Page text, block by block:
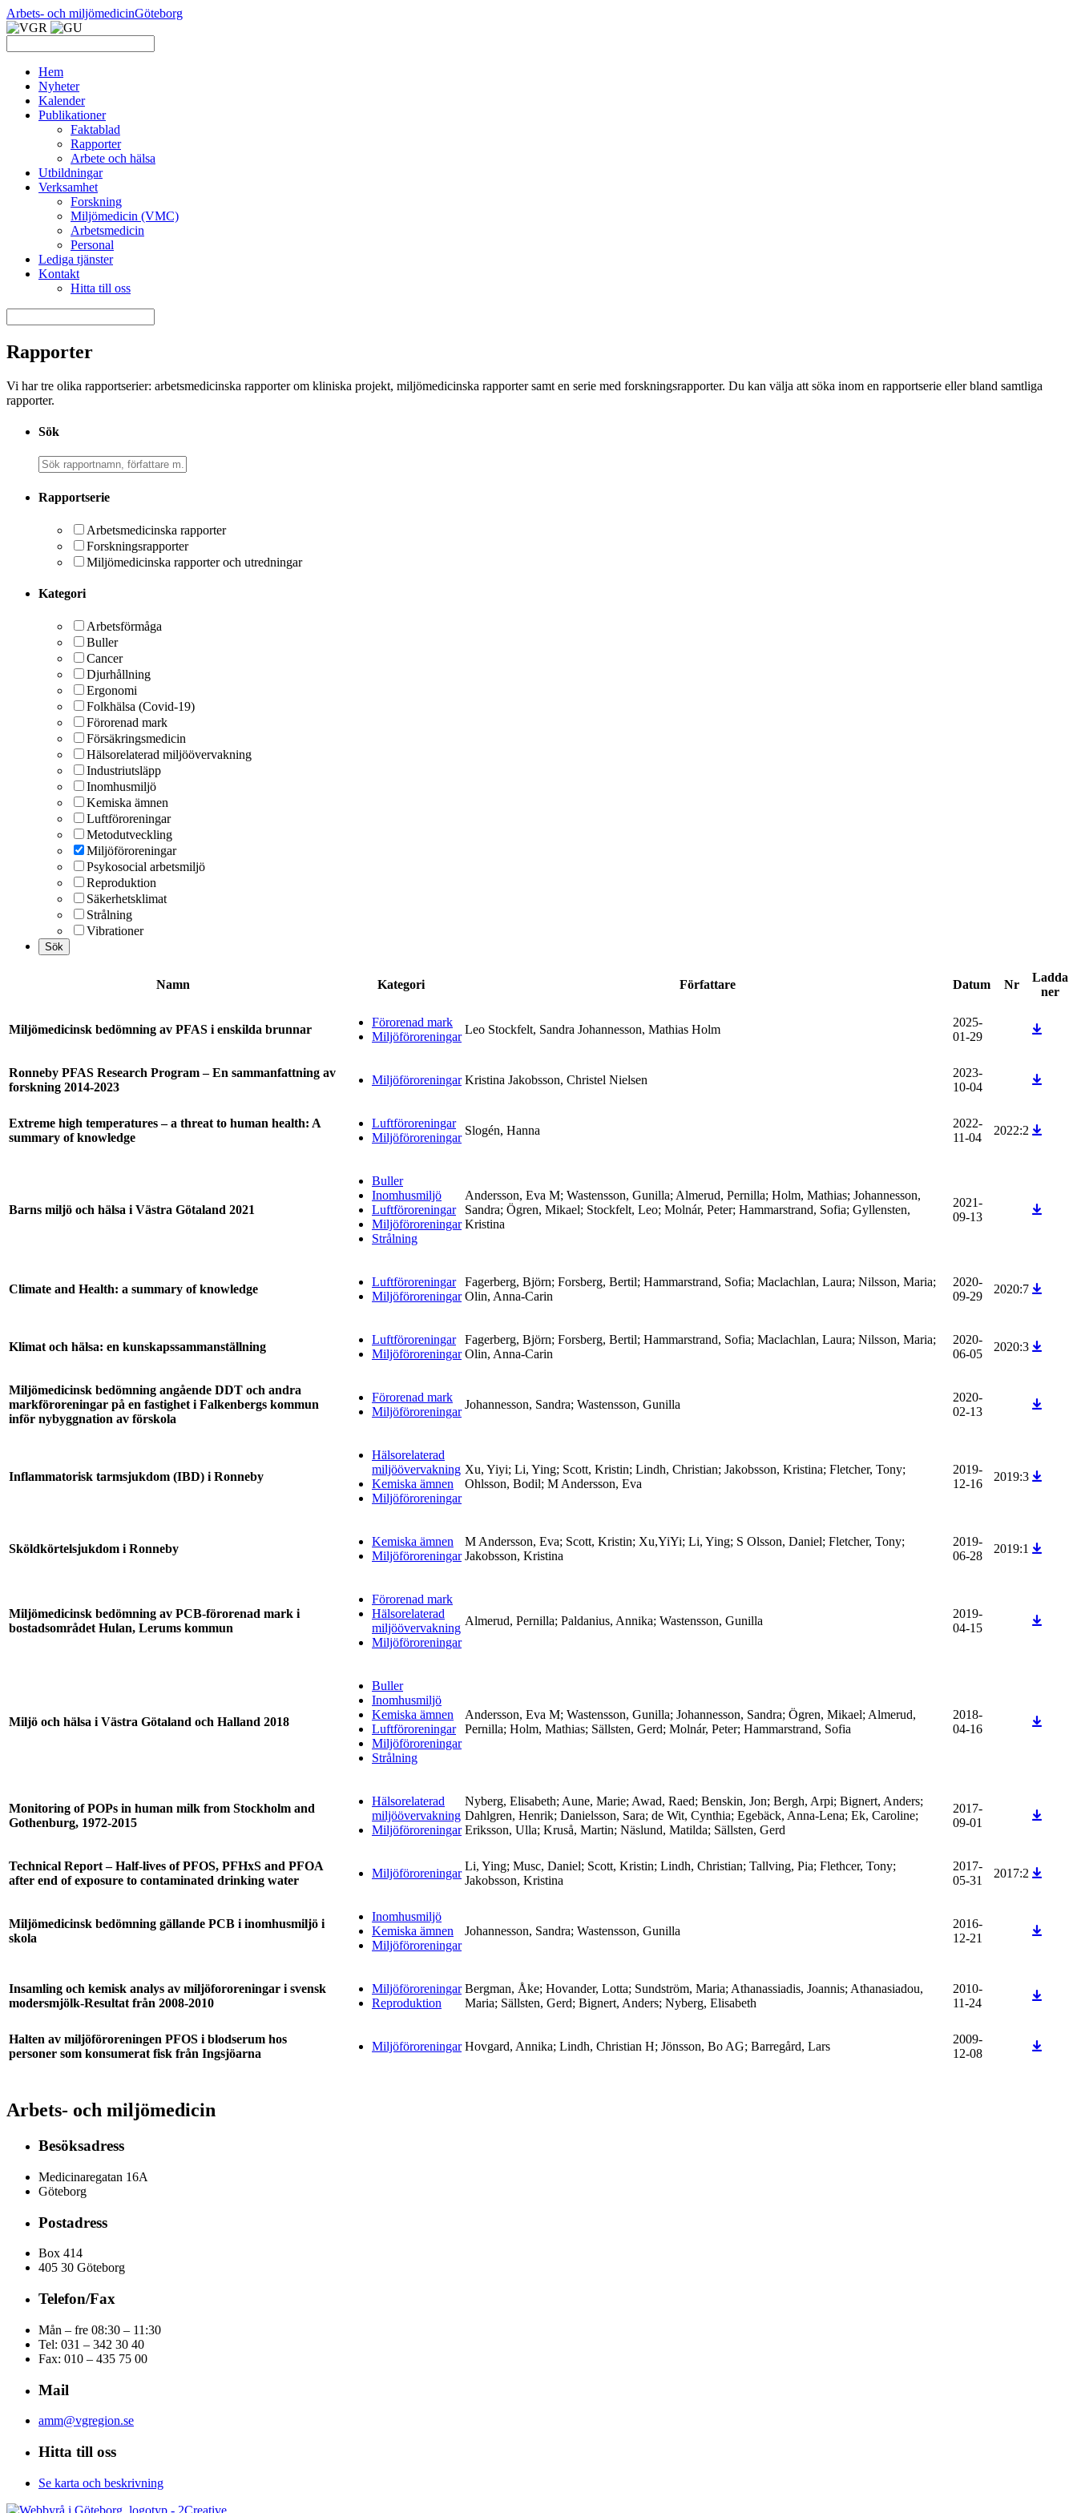
Arbets- och miljömedicinGöteborg
Hem
Nyheter
Kalender
Publikationer
Faktablad
Rapporter
Arbete och hälsa
Utbildningar
Verksamhet
Forskning
Miljömedicin (VMC)
Arbetsmedicin
Personal
Lediga tjänster
Kontakt
Hitta till oss
Rapporter
Vi har tre olika rapportserier: arbetsmedicinska rapporter om kliniska projekt, miljömedicinska rapporter samt en serie med forskningsrapporter. Du kan välja att söka inom en rapportserie eller bland samtliga
rapporter.
Sök
Rapportserie
Arbetsmedicinska rapporter
Forskningsrapporter
Miljömedicinska rapporter och utredningar
Kategori
Arbetsförmåga
Buller
Cancer
Djurhållning
Ergonomi
Folkhälsa (Covid-19)
Förorenad mark
Försäkringsmedicin
Hälsorelaterad miljöövervakning
Industriutsläpp
Inomhusmiljö
Kemiska ämnen
Luftföroreningar
Metodutveckling
Miljöföroreningar
Psykosocial arbetsmiljö
Reproduktion
Säkerhetsklimat
Strålning
Vibrationer
Namn Kategori Författare Datum Nr
Ladda
ner
Miljömedicinsk bedömning av PFAS i enskilda brunnar
Förorenad mark
Miljöföroreningar
Leo Stockfelt, Sandra Johannesson, Mathias Holm
2025-
01-29
Ronneby PFAS Research Program – En sammanfattning av
forskning 2014-2023
Miljöföroreningar Kristina Jakobsson, Christel Nielsen
2023-
10-04
Extreme high temperatures – a threat to human health: A
summary of knowledge
Luftföroreningar
Miljöföroreningar
Slogén, Hanna
2022-
11-04
2022:2
Barns miljö och hälsa i Västra Götaland 2021
Buller
Inomhusmiljö
Luftföroreningar
Miljöföroreningar
Strålning
Andersson, Eva M; Wastensson, Gunilla; Almerud, Pernilla; Holm, Mathias; Johannesson,
Sandra; Ögren, Mikael; Stockfelt, Leo; Molnár, Peter; Hammarstrand, Sofia; Gyllensten,
Kristina
2021-
09-13
Climate and Health: a summary of knowledge
Luftföroreningar
Miljöföroreningar
Fagerberg, Björn; Forsberg, Bertil; Hammarstrand, Sofia; Maclachlan, Laura; Nilsson, Maria;
Olin, Anna-Carin
2020-
09-29
2020:7
Klimat och hälsa: en kunskapssammanställning
Luftföroreningar
Miljöföroreningar
Fagerberg, Björn; Forsberg, Bertil; Hammarstrand, Sofia; Maclachlan, Laura; Nilsson, Maria;
Olin, Anna-Carin
2020-
06-05
2020:3
Miljömedicinsk bedömning angående DDT och andra
markföroreningar på en fastighet i Falkenbergs kommun
inför nybyggnation av förskola
Förorenad mark
Miljöföroreningar
Johannesson, Sandra; Wastensson, Gunilla
2020-
02-13
Inflammatorisk tarmsjukdom (IBD) i Ronneby
Hälsorelaterad
miljöövervakning
Kemiska ämnen
Miljöföroreningar
Xu, Yiyi; Li, Ying; Scott, Kristin; Lindh, Christian; Jakobsson, Kristina; Fletcher, Tony;
Ohlsson, Bodil; M Andersson, Eva
2019-
12-16
2019:3
Sköldkörtelsjukdom i Ronneby
Kemiska ämnen
Miljöföroreningar
M Andersson, Eva; Scott, Kristin; Xu,YiYi; Li, Ying; S Olsson, Daniel; Fletcher, Tony;
Jakobsson, Kristina
2019-
06-28
2019:1
Miljömedicinsk bedömning av PCB-förorenad mark i
bostadsområdet Hulan, Lerums kommun
Förorenad mark
Hälsorelaterad
miljöövervakning
Miljöföroreningar
Almerud, Pernilla; Paldanius, Annika; Wastensson, Gunilla
2019-
04-15
Miljö och hälsa i Västra Götaland och Halland 2018
Buller
Inomhusmiljö
Kemiska ämnen
Luftföroreningar
Miljöföroreningar
Strålning
Andersson, Eva M; Wastensson, Gunilla; Johannesson, Sandra; Ögren, Mikael; Almerud,
Pernilla; Holm, Mathias; Sällsten, Gerd; Molnár, Peter; Hammarstrand, Sofia
2018-
04-16
Monitoring of POPs in human milk from Stockholm and
Gothenburg, 1972-2015
Hälsorelaterad
miljöövervakning
Miljöföroreningar
Nyberg, Elisabeth; Aune, Marie; Awad, Raed; Benskin, Jon; Bergh, Arpi; Bignert, Anders;
Dahlgren, Henrik; Danielsson, Sara; de Wit, Cynthia; Egebäck, Anna-Lena; Ek, Caroline;
Eriksson, Ulla; Kruså, Martin; Näslund, Matilda; Sällsten, Gerd
2017-
09-01
Technical Report – Half-lives of PFOS, PFHxS and PFOA
after end of exposure to contaminated drinking water
Miljöföroreningar
Li, Ying; Musc, Daniel; Scott, Kristin; Lindh, Christian; Tallving, Pia; Flethcer, Tony;
Jakobsson, Kristina
2017-
05-31
2017:2
Miljömedicinsk bedömning gällande PCB i inomhusmiljö i
skola
Inomhusmiljö
Kemiska ämnen
Miljöföroreningar
Johannesson, Sandra; Wastensson, Gunilla
2016-
12-21
Insamling och kemisk analys av miljöfororeningar i svensk
modersmjölk-Resultat från 2008-2010
Miljöföroreningar
Reproduktion
Bergman, Åke; Hovander, Lotta; Sundström, Maria; Athanassiadis, Joannis; Athanasiadou,
Maria; Sällsten, Gerd; Bignert, Anders; Nyberg, Elisabeth
2010-
11-24
Halten av miljöföroreningen PFOS i blodserum hos
personer som konsumerat fisk från Ingsjöarna
Miljöföroreningar Hovgard, Annika; Lindh, Christian H; Jönsson, Bo AG; Barregård, Lars
2009-
12-08
Arbets- och miljömedicin
Besöksadress
Medicinaregatan 16A
Göteborg
Postadress
Box 414
405 30 Göteborg
Telefon/Fax
Mån – fre 08:30 – 11:30
Tel: 031 – 342 30 40
Fax: 010 – 435 75 00
Mail
amm@vgregion.se
Hitta till oss
Se karta och beskrivning